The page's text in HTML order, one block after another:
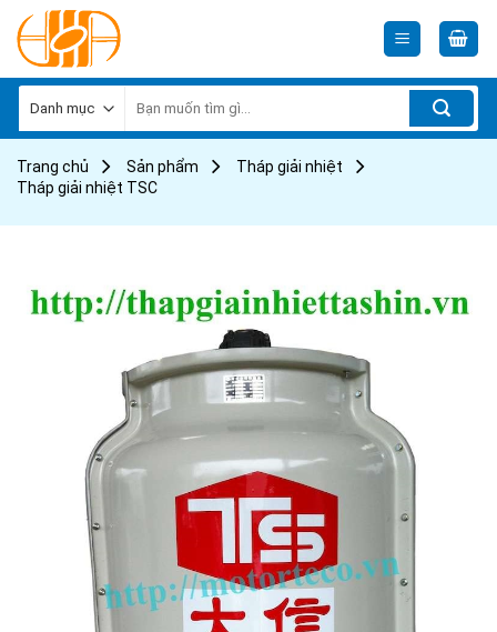
Skip
to
content
kiếm:
Trang chủ Sản phẩm
Tháp giải nhiệt
Tháp giải nhiệt TSC